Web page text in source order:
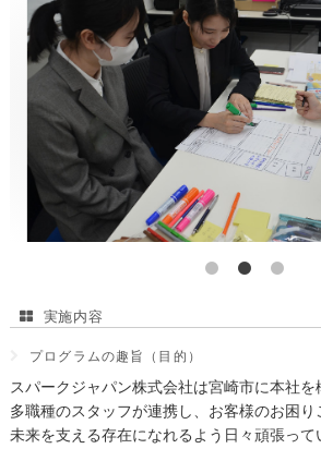
実施内容
プログラムの趣旨（目的）
スパークジャパン株式会社は宮崎市に本社を
多職種のスタッフが連携し、お客様のお困
未来を支える存在になれるよう日々頑張って